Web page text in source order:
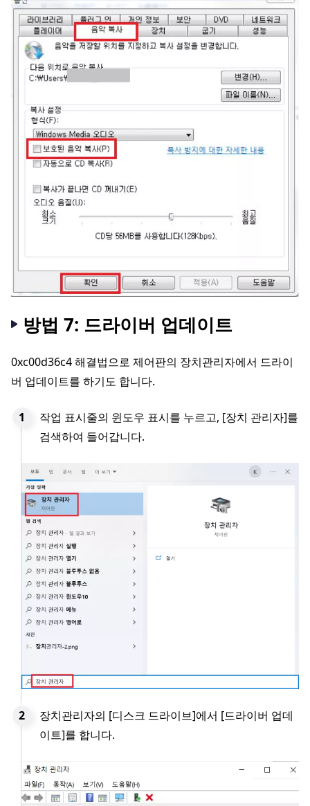
방법 7: 드라이버 업데이트
0xc00d36c4 해결법으로 제어판의 장치관리자에서 드라이
버 업데이트를 하기도 합니다.
작업 표시줄의 윈도우 표시를 누르고, [장치 관리자]를
검색하여 들어갑니다.
장치관리자의 [디스크 드라이브]에서 [드라이버 업데
이트]를 합니다.